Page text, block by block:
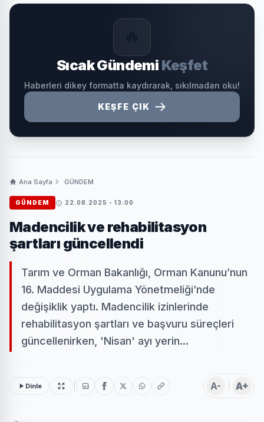
Sıcak Gündemi Keşfet
Haberleri dikey formatta kaydırarak, sıkılmadan oku!
KEŞFE ÇIK
Ana Sayfa GÜNDEM
GÜNDEM 22.08.2025 - 13:00
Madencilik ve rehabilitasyon
şartları güncellendi
Tarım ve Orman Bakanlığı, Orman Kanunu’nun
16. Maddesi Uygulama Yönetmeliği’nde
değişiklik yaptı. Madencilik izinlerinde
rehabilitasyon şartları ve başvuru süreçleri
güncellenirken, 'Nisan' ayı yerin...
Dinle A- A+